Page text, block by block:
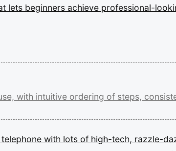
lets beginners achieve professional-
with intuitive ordering of steps,
telephone with lots of high-tech, razzle-